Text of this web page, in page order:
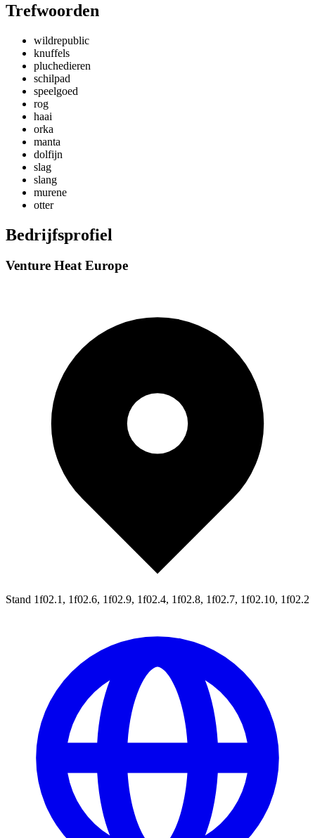
Trefwoorden
wildrepublic
knuffels
pluchedieren
schilpad
speelgoed
rog
haai
orka
manta
dolfijn
slag
slang
murene
otter
Bedrijfsprofiel
Venture Heat Europe
Stand 1f02.1, 1f02.6, 1f02.9, 1f02.4, 1f02.8, 1f02.7, 1f02.10, 1f02.2